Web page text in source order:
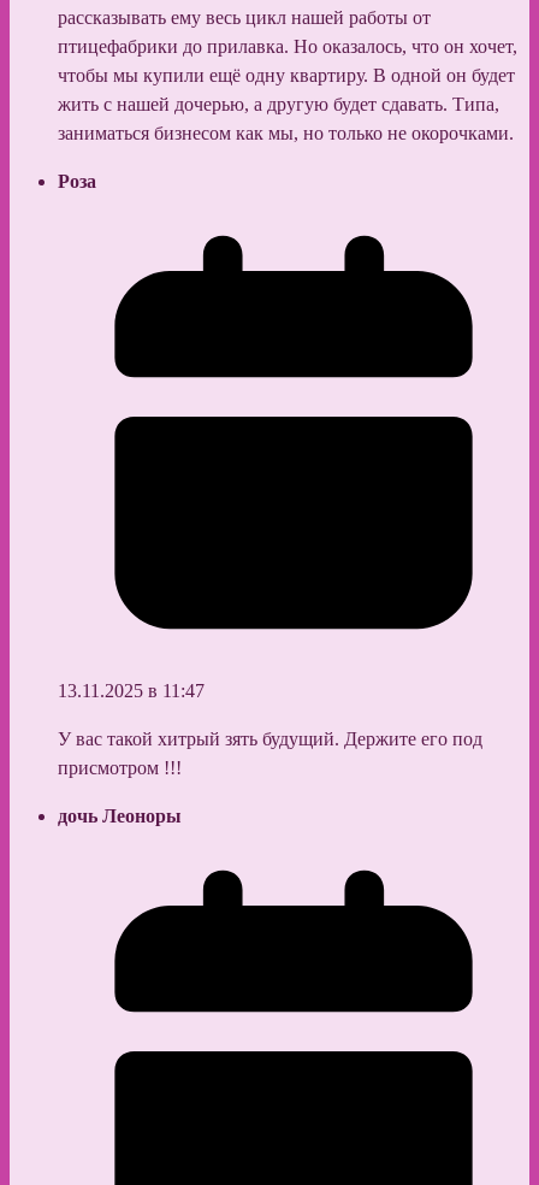
рассказывать ему весь цикл нашей работы от
птицефабрики до прилавка. Но оказалось, что он хочет,
чтобы мы купили ещё одну квартиру. В одной он будет
жить с нашей дочерью, а другую будет сдавать. Типа,
заниматься бизнесом как мы, но только не окорочками.
Роза
13.11.2025 в 11:47
У вас такой хитрый зять будущий. Держите его под
присмотром !!!
дочь Леоноры